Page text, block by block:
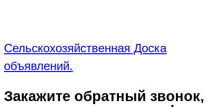
Сельскохозяйственная Доска
объявлений.
Закажите обратный звонок,